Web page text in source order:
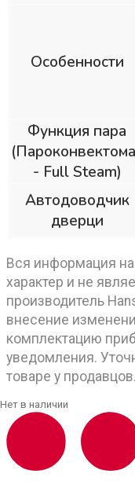
Особенности
Функция пара
- Full Steam)
Автодоводчик
дверци
Вся информация
характер и не
производитель
внесение
комплектацию
уведомления.
товаре у продавцов.